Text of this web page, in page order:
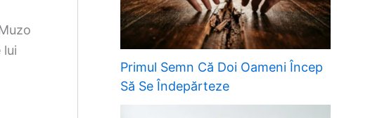
lui
Primul Semn Că Doi Oameni Încep
Să Se Îndepărteze